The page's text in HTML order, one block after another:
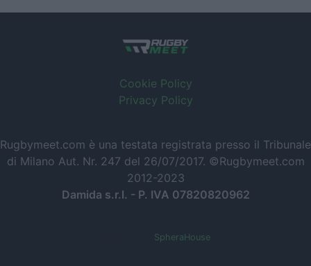
Cookie Policy
Privacy Policy
Rugbymeet.com è una testata registrata presso il Tribunale
di Milano Aut. Nr. 247 del 26/07/2017. ©Rugbymeet.com
2012-2023
Damida s.r.l. - P. IVA 07820820962
SpheraHouse